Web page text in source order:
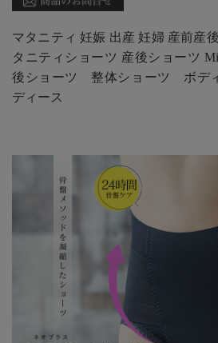
マタニティ 妊娠 出産 妊婦 産前産
タニティショーツ 産後ショーツ
後ショーツ 整体ショーツ ボデ
ディース